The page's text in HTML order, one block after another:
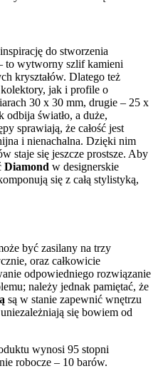
do stworzenia
to wytworny szlif kamieni
kryształów. Dlatego też
jak i profile o
30 x 30 mm, drugie – 25 x
odbija światło, a duże,
sprawiają, że całość jest
i nienachalna. Dzięki nim
staje się jeszcze prostsze. Aby
Diamond w designerskie
się z całą stylistyką,
być zasilany na trzy
oraz całkowicie
odpowiedniego rozwiązanie
należy jednak pamiętać, że
są w stanie zapewnić wnętrzu
się bowiem od
wynosi 95 stopni
robocze – 10 barów.